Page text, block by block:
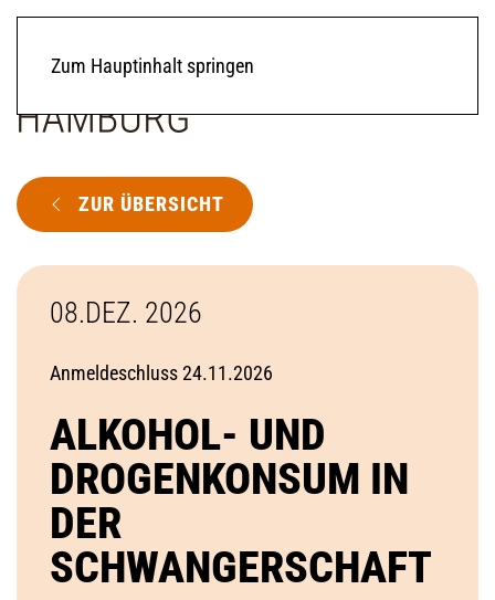
Zum Hauptinhalt springen
ZUR ÜBERSICHT
08.DEZ. 2026
Anmeldeschluss 24.11.2026
ALKOHOL- UND
DROGENKONSUM IN
DER
SCHWANGERSCHAFT